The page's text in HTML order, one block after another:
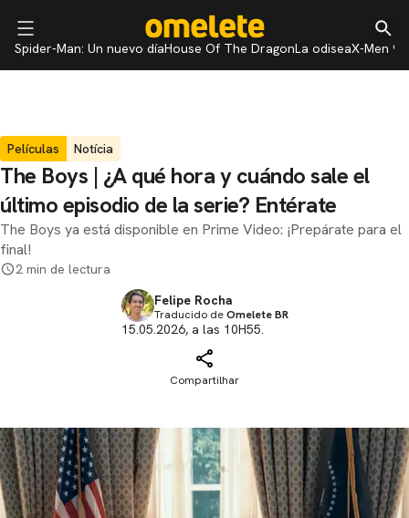
Spider-Man: Un nuevo díaHouse Of The DragonLa odiseaX-Men 97
Películas Notícia
The Boys | ¿A qué hora y cuándo sale el
último episodio de la serie? Entérate
The Boys ya está disponible en Prime Video: ¡Prepárate para el
final!
2 min de lectura
Felipe Rocha
Traducido deOmelete BR
15.05.2026, a las 10H55.
Compartilhar